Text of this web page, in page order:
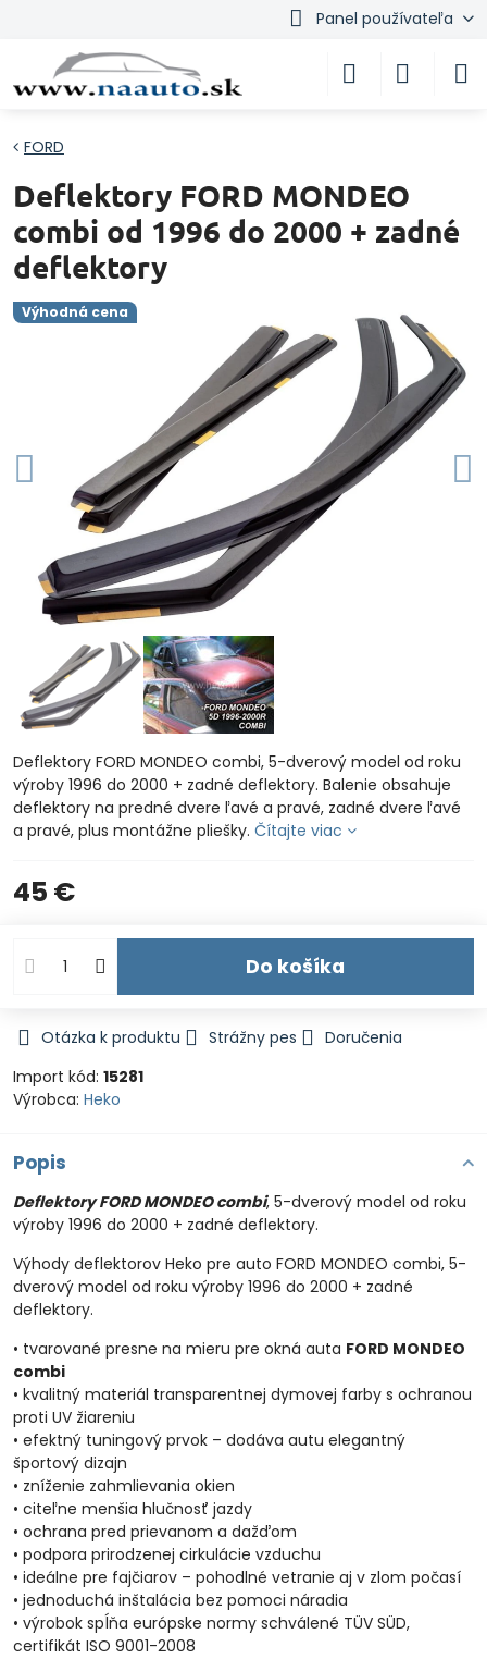
Panel používateľa
Výhodná cena
FORD
Deflektory FORD MONDEO
combi od 1996 do 2000 + zadné
deflektory
Deflektory FORD MONDEO combi, 5-dverový model od roku
výroby 1996 do 2000 + zadné deflektory. Balenie obsahuje
deflektory na predné dvere ľavé a pravé, zadné dvere ľavé
a pravé, plus montážne pliešky. Čítajte viac
45 €
Do košíka
Otázka k produktu Strážny pes
Doručenia
Import kód: 15281
Výrobca: Heko
Popis
Deflektory FORD MONDEO combi, 5-dverový model od roku
výroby 1996 do 2000 + zadné deflektory.
Výhody deflektorov Heko pre auto FORD MONDEO combi, 5-
dverový model od roku výroby 1996 do 2000 + zadné
deflektory.
• tvarované presne na mieru pre okná auta FORD MONDEO
combi
• kvalitný materiál transparentnej dymovej farby s ochranou
proti UV žiareniu
• efektný tuningový prvok – dodáva autu elegantný
športový dizajn
• zníženie zahmlievania okien
• citeľne menšia hlučnosť jazdy
• ochrana pred prievanom a dažďom
• podpora prirodzenej cirkulácie vzduchu
• ideálne pre fajčiarov – pohodlné vetranie aj v zlom počasí
• jednoduchá inštalácia bez pomoci náradia
• výrobok spĺňa európske normy schválené TÜV SÜD,
certifikát ISO 9001-2008